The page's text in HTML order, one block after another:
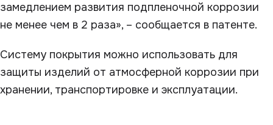
замедлением развития подпленочной коррозии
не менее чем в 2 раза», – сообщается в патенте.
Систему покрытия можно использовать для
защиты изделий от атмосферной коррозии при
хранении, транспортировке и эксплуатации.